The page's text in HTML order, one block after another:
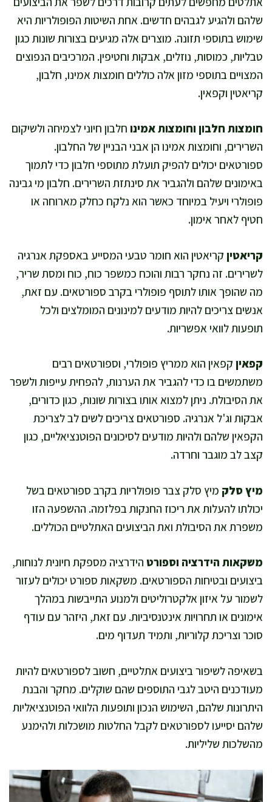
שלהם ולהגיע לגבהים חדשים. אחת השיטות הפופולריות היא
שימוש בתוספי תזונה. מוצרים אלה מגיעים בצורות שונות כגון
טבליות, כמוסות, נוזלים, אבקות וחטיפין. המרכיבים הנפוצים
המצויים בתוספי מזון אלה כוללים חומצות אמינו, חלבון,
קריאטין וקפאין.
חומצות חלבון וחומצות אמינו חלבון חיוני לצמיחה ולשיקום
השרירים, וחומצות אמינו הן אבני הבניין של החלבון.
ספורטאים יכולים להפיק תועלת מתוספי חלבון כדי לתמוך
באימונים שלהם ולהגביר את סינתזת השרירים. חלבון מי גבינה
פופולרי ויעיל במיוחד כאשר הוא נלקח כחלק מארוחה או
חטיף לאחר אימון.
קריאטין קריאטין הוא חומר טבעי המסייע באספקת אנרגיה
לשרירים. זה נחקר רבות והוכח כמשפר כוח, כוח ומסת שריר,
מה שהופך אותו לתוסף פופולרי בקרב ספורטאים. עם זאת,
אנשים צריכים להיות מודעים למינונים המומלצים ולכל
תופעות לוואי אפשריות.
קפאין קפאין הוא ממריץ פופולרי, וספורטאים רבים
משתמשים בו כדי להגביר את הערנות, להפחית עייפות ולשפר
את הסיבולת. ניתן למצוא אותו בצורות שונות, כגון כדורים,
אבקות וג'ל אנרגיה. ספורטאים צריכים לשים לב לצריכת
הקפאין שלהם ולהיות מודעים לסיכונים הפוטנציאליים, כגון
קצב לב מוגבר וחרדה.
מיץ סלק מיץ סלק צבר פופולריות בקרב ספורטאים בשל
יכולתו להעלות את ריכוז החנקות בפלזמה. ההשפעה הזו
משפרת את הסיבולת ואת הביצועים האתלטיים הכוללים.
משקאות הידרציה וספורט הידרציה מספקת חיונית לנוחות,
ביצועים ובטיחות הספורטאים. משקאות ספורט יכולים לעזור
לשמור על איזון אלקטרוליטים ולמנוע התייבשות במהלך
אימונים או תחרויות אינטנסיביות. עם זאת, היזהר עם עודף
סוכר וצריכת קלוריות, ותמיד תעדוף מים.
בשאיפה לשיפור ביצועים אתלטיים, חשוב לספורטאים להיות
מעודכנים היטב לגבי התוספים שהם שוקלים. מחקר והבנת
היתרונות שלהם, השימוש הנכון ותופעות הלוואי הפוטנציאליות
שלהם יסייעו לספורטאים לקבל החלטות מושכלות ולהימנע
מהשלכות שליליות.